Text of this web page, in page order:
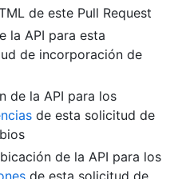
de este Pull Request
la API para esta
de incorporación de
de la API para los
de esta solicitud de
de la API para los